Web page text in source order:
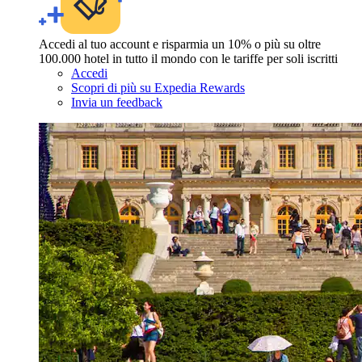
Accedi al tuo account e risparmia un 10% o più su oltre
100.000 hotel in tutto il mondo con le tariffe per soli iscritti
Accedi
Scopri di più su Expedia Rewards
Invia un feedback